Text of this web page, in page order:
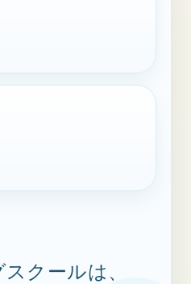
クールは、